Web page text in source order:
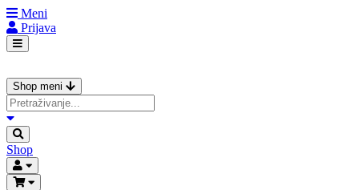
Meni
Prijava
Shop meni
Shop